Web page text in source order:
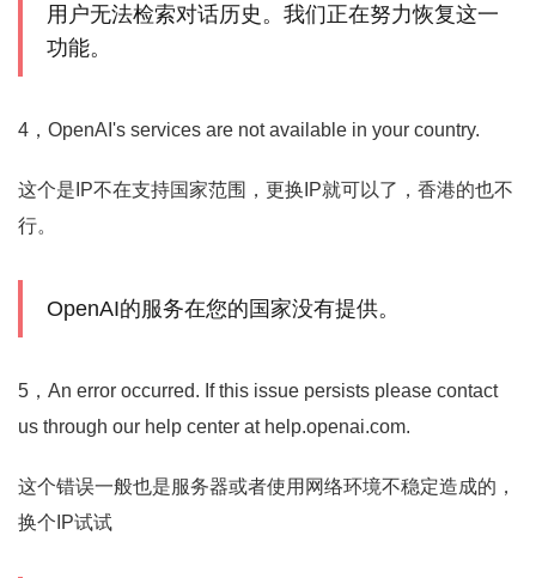
用户无法检索对话历史。我们正在努力恢复这一
功能。
4，OpenAI's services are not available in your country.
这个是IP不在支持国家范围，更换IP就可以了，香港的也不
行。
OpenAI的服务在您的国家没有提供。
5，An error occurred. If this issue persists please contact
us through our help center at help.openai.com.
这个错误一般也是服务器或者使用网络环境不稳定造成的，
换个IP试试